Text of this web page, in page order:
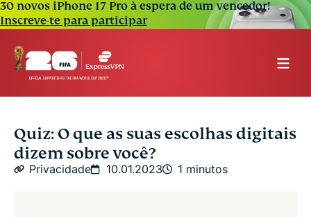
30 novos iPhone 17 Pro à espera de um vencedor!
Inscreve-te para participar
Quiz: O que as suas escolhas digitais
dizem sobre você?
Privacidade 10.01.2023 1 minutos